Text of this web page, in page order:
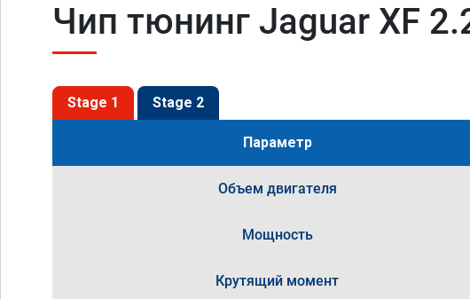
Чип тюнинг Jaguar XF
Stage 1 Stage 2
Параметр
Объем двигателя
Мощность
Крутящий момент